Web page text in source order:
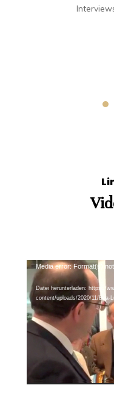
Video-
Player
Media error: Format(s)
Datei herunterladen: https://
content/uploads/2020/11/Bea-